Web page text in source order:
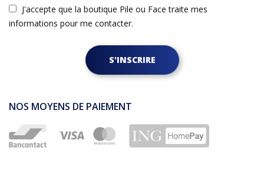
J'accepte que la boutique Pile ou Face traite mes
informations pour me contacter.
S'INSCRIRE
NOS MOYENS DE PAIEMENT